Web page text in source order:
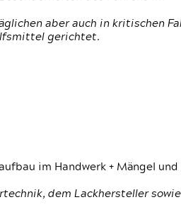
aber auch in kritischen
gerichtet.
im Handwerk + Mängel und
dem Lackhersteller